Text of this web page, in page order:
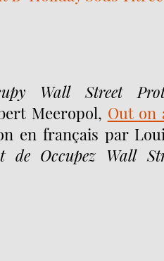
Wall Street
Meeropol, Out on
en français par
de Occupez Wall